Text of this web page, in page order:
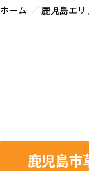
ホーム 鹿児島エ
鹿児島市